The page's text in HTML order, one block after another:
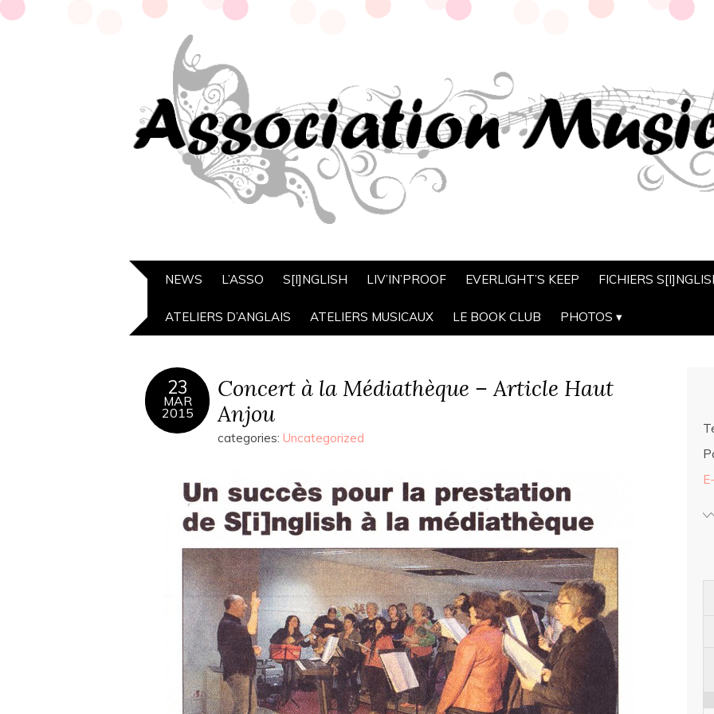
NEWS L’ASSO S[I]NGLISH LIV’IN’PROOF EVERLIGHT’S KEEP FICHIERS
ATELIERS D’ANGLAIS ATELIERS MUSICAUX LE BOOK CLUB PHOTOS
23
MAR
2015
Concert à la Médiathèque – Article Haut
Anjou
categories: Uncategorized